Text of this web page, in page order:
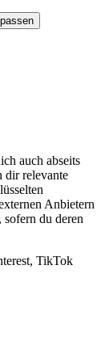
auch abseits
dir relevante
Anbietern
du deren
TikTok